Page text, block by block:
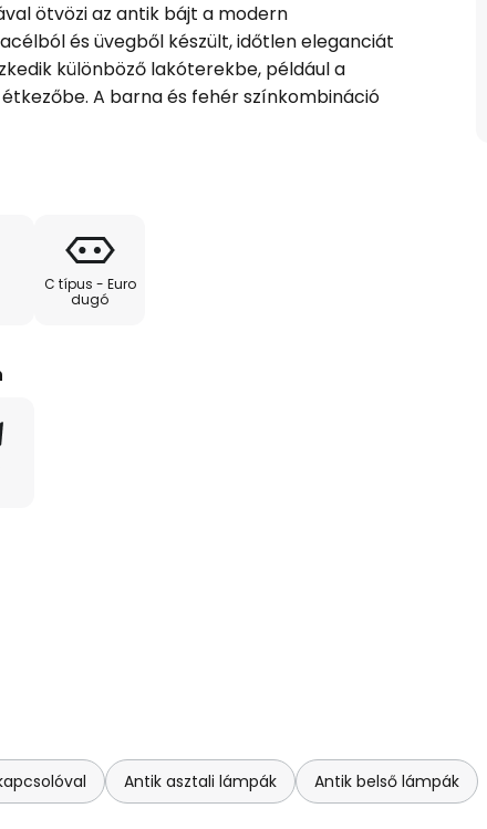
ötvözi az antik bájt a modern
és üvegből készült, időtlen eleganciát
különböző lakóterekbe, például a
A barna és fehér színkombináció
a világításnak, amely minden
vizuális élményt nyújt, hanem a
érzék kifejezése is. Az Adoro több mint
amely minden helyiségnek különleges
C típus - Euro
dugó
Antik asztali lámpák Antik belső lámpák